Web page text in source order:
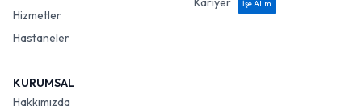
Hizmetler
Hastaneler
İşe Alım
KURUMSAL
Hakkımızda